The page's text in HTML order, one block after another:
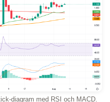
diagram med RSI och MACD.